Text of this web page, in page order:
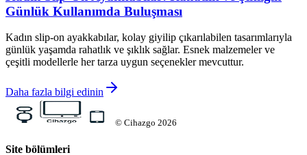
Günlük Kullanımda Buluşması
Kadın slip-on ayakkabılar, kolay giyilip çıkarılabilen tasarımlarıyla
günlük yaşamda rahatlık ve şıklık sağlar. Esnek malzemeler ve
çeşitli modellerle her tarza uygun seçenekler mevcuttur.
Daha fazla bilgi edinin
© Cihazgo 2026
Site bölümleri